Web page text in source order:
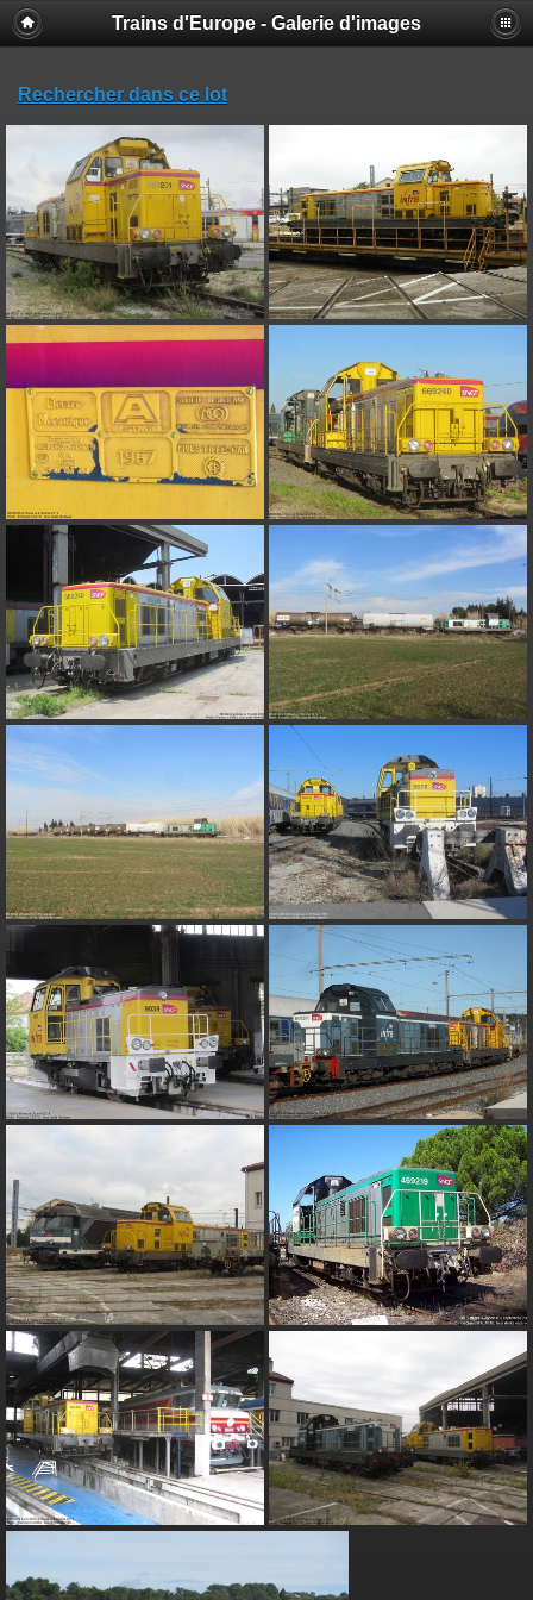
Trains d'Europe - Galerie d'images
Rechercher dans ce lot